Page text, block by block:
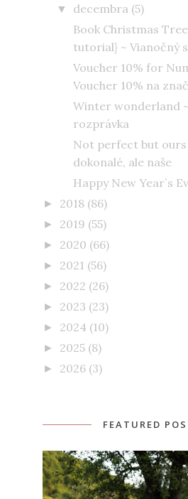
▼ decembra (5)
Book Christmas
tutorial} ~ Vianočný
Voucher 10% for
Voucher 10% na
Winter wonderland
rozprávka
Not perfect but ours
dokonalé, ale naše
Happy New Year`s
► 2018 (86)
► 2019 (55)
► 2020 (66)
► 2021 (56)
► 2022 (26)
► 2023 (23)
► 2024 (10)
► 2025 (8)
► 2026 (3)
FEATURED